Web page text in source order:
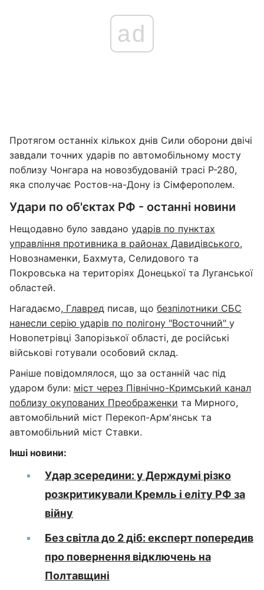
ad
Протягом останніх кількох днів Сили оборони двічі
завдали точних ударів по автомобільному мосту
поблизу Чонгара на новозбудованій трасі Р-280,
яка сполучає Ростов-на-Дону із Сімферополем.
Удари по об'єктах РФ - останні новини
Нещодавно було завдано ударів по пунктах
управління противника в районах Давидівського,
Новознаменки, Бахмута, Селидового та
Покровська на територіях Донецької та Луганської
областей.
Нагадаємо, Главред писав, що безпілотники СБС
нанесли серію ударів по полігону "Восточний" у
Новопетрівці Запорізької області, де російські
військові готували особовий склад.
Раніше повідомлялося, що за останній час під
ударом були: міст через Північно-Кримський канал
поблизу окупованих Преображенки та Мирного,
автомобільний міст Перекоп-Арм'янськ та
автомобільний міст Ставки.
Інші новини:
Удар зсередини: у Держдумі різко
розкритикували Кремль і еліту РФ за
війну
Без світла до 2 діб: експерт попередив
про повернення відключень на
Полтавщині